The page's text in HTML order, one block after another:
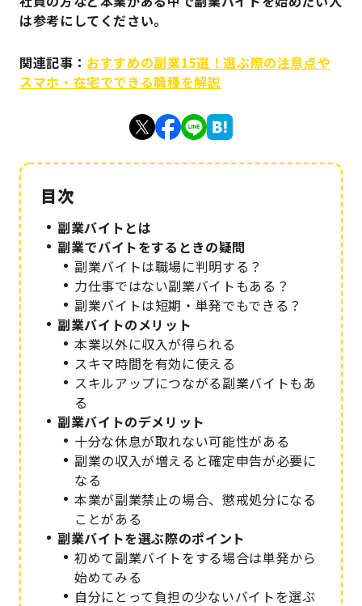
は参考にしてください。
関連記事： おすすめの副業15選！選ぶ際の注意点や
スマホ・在宅でできる職種を解説
副業バイトとは
副業でバイトをするときの疑問
副業バイトは職場に判明する？
力仕事ではない副業バイトもある？
副業バイトは短期・単発でもできる？
副業バイトのメリット
本業以外に収入が得られる
スキマ時間を有効に使える
スキルアップにつながる副業バイトもあ
る
副業バイトのデメリット
十分な休息が取れない可能性がある
副業の収入が増えると確定申告が必要に
なる
本業が副業禁止の場合、懲戒処分になる
ことがある
副業バイトを選ぶ際のポイント
初めて副業バイトをする場合は単発から
始めてみる
自分にとって負担の少ないバイトを選ぶ